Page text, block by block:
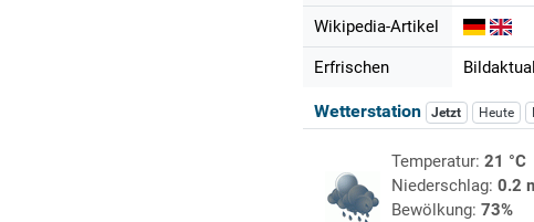
Wikipedia-Artikel
Erfrischen
Wetterstation Jetzt Heute
Temperatur: 21 °C
Niederschlag: 0.2
Bewölkung: 73%